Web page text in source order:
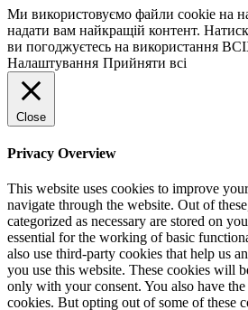
Ми використовуємо файли cookie на
надати вам найкращій контент.
ви погоджуєтесь на використання
Налаштування Прийняти всі
Close
Privacy Overview
This website uses cookies to improve
navigate through the website. Out of
categorized as necessary are stored on
essential for the working of basic
also use third-party cookies that help us
you use this website. These cookies will
only with your consent. You also have
cookies. But opting out of some of these